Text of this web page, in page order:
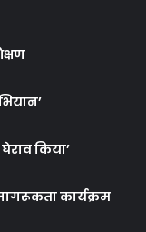
किया’
कार्यक्रम